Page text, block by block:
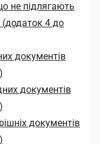
не підлягають
(додаток 4 до
документів
документів
документів